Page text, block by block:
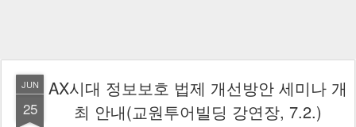
JUN
25
AX시대 정보보호 법제 개선방안 세미나 개
최 안내(교원투어빌딩 강연장, 7.2.)